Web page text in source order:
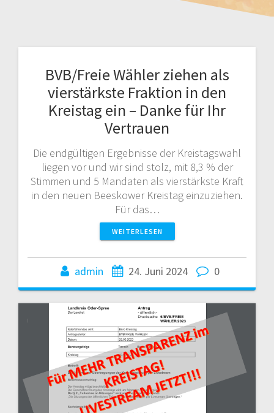
BVB/Freie Wähler ziehen als
vierstärkste Fraktion in den
Kreistag ein – Danke für Ihr
Vertrauen
Die endgültigen Ergebnisse der Kreistagswahl
liegen vor und wir sind stolz, mit 8,3 % der
Stimmen und 5 Mandaten als vierstärkste Kraft
in den neuen Beeskower Kreistag einzuziehen.
Für das…
WEITERLESEN
admin 24. Juni 2024 0